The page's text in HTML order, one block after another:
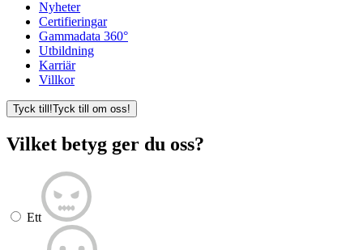
Nyheter
Certifieringar
Gammadata 360°
Utbildning
Karriär
Villkor
Tyck till!Tyck till om oss!
Vilket betyg ger du oss?
Ett